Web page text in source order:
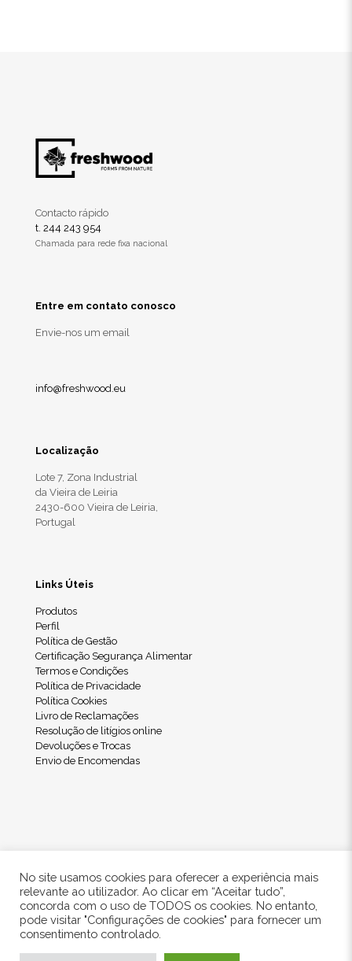
Contacto rápido
t. 244 243 954
Chamada para rede fixa nacional
Entre em contato conosco
Envie-nos um email
info@freshwood.eu
Localização
Lote 7, Zona Industrial
da Vieira de Leiria
2430-600 Vieira de Leiria,
Portugal
Links Úteis
Produtos
Perfil
Política de Gestão
Certificação Segurança Alimentar
Termos e Condições
Política de Privacidade
Política Cookies
Livro de Reclamações
Resolução de litígios online
Devoluções e Trocas
Envio de Encomendas
© 2024 Freshwood. All Rights Reserved.
No site usamos cookies para oferecer a experiência mais
relevante ao utilizador. Ao clicar em “Aceitar tudo”,
concorda com o uso de TODOS os cookies. No entanto,
pode visitar "Configurações de cookies" para fornecer um
consentimento controlado.